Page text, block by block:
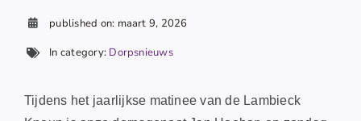
published on: maart 9, 2026
In category: Dorpsnieuws
Tijdens het jaarlijkse matinee van de Lambieck